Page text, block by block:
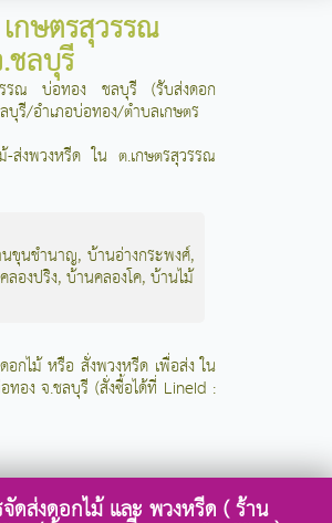
กษตรสุวรรณ
ลบุรี
รรณ บ่อทอง ชลบุรี (รับส่งดอก
บุรี/อำเภอบ่อทอง/ตำบลเกษตร
-ส่งพวงหรีด ใน ต.เกษตรสุวรรณ
ขุนชำนาญ,บ้านอ่างกระพงศ์,
ลองปริง,บ้านคลองโค,บ้านไม้
อกไม้ หรือ สั่งพวงหรีด เพื่อส่ง ใน
ทอง จ.ชลบุรี (สั่งซื้อได้ที่ LineId :
ดส่งดอกไม้ และ พวงหรีด ( ร้าน